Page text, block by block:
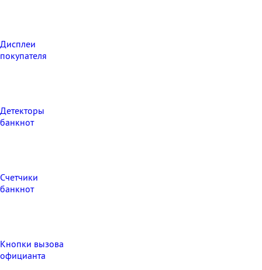
Дисплеи
покупателя
Детекторы
банкнот
Счетчики
банкнот
Кнопки вызова
официанта